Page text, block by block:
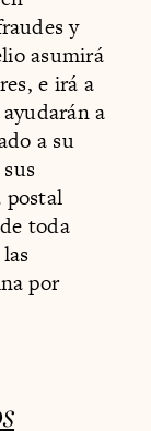
y
asumirá
e irá a
a
a su
postal
toda
por